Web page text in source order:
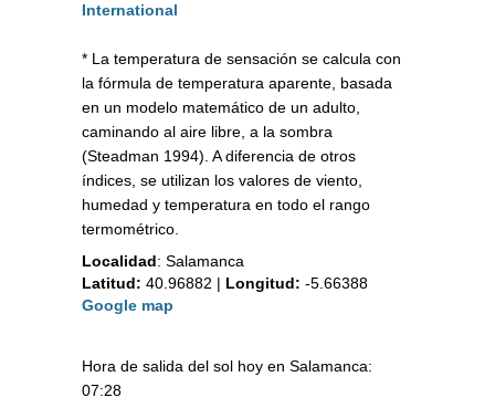
International
* La temperatura de sensación se calcula con
la fórmula de temperatura aparente, basada
en un modelo matemático de un adulto,
caminando al aire libre, a la sombra
(Steadman 1994). A diferencia de otros
índices, se utilizan los valores de viento,
humedad y temperatura en todo el rango
termométrico.
Localidad: Salamanca
Latitud: 40.96882 | Longitud: -5.66388
Google map
Hora de salida del sol hoy en Salamanca:
07:28